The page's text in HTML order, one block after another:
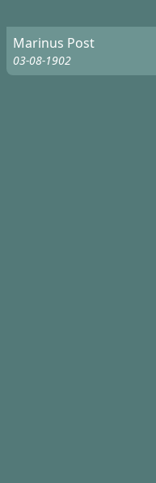
Marinus Post
03-08-1902